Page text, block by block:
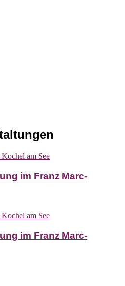
im Franz Marc-
im Franz Marc-